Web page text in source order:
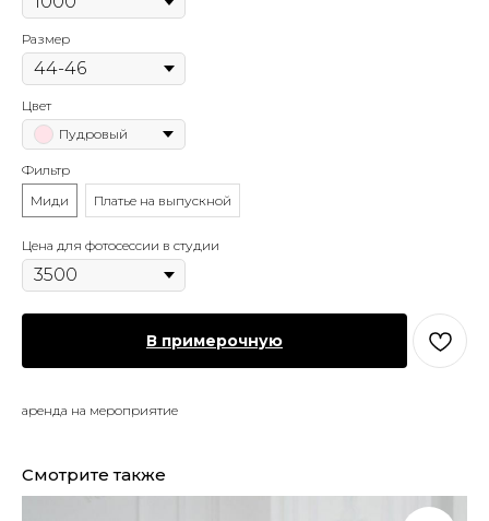
Размер
Цвет
Пудровый
Фильтр
Миди
Платье на выпускной
Цена для фотосессии в студии
В примерочную
аренда на мероприятие
Смотрите также